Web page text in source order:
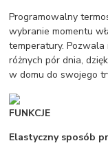
Programowalny
wybranie momentu
temperatury.
różnych pór dnia,
w domu do swojego
FUNKCJE
Elastyczny sposób